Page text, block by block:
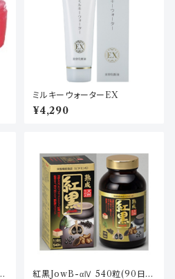
ミルキーウォーターEX
¥4,290
紅黒JowB-αⅣ 540粒(90日